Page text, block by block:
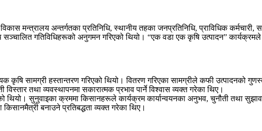
मन्त्रालय अन्तर्गतका प्रतिनिधि, स्थानीय तहका जनप्रतिनिधि, प्राविधिक
सञ्चालित गतिविधिहरूको अनुगमन गरिएको थियो। “एक वडा एक कृषि उत्पादन”
सामग्री हस्तान्तरण गरिएको थियो। वितरण गरिएका सामग्रीले कफी उत्पादनको
तथा व्यवस्थापनमा सकारात्मक प्रभाव पार्ने विश्वास व्यक्त गरेका थिए।
थियो। सुनुवाइका क्रममा किसानहरूले कार्यक्रम कार्यान्वयनका अनुभव, चुनौती तथा
बनाउने प्रतिबद्धता व्यक्त गरेका थिए।